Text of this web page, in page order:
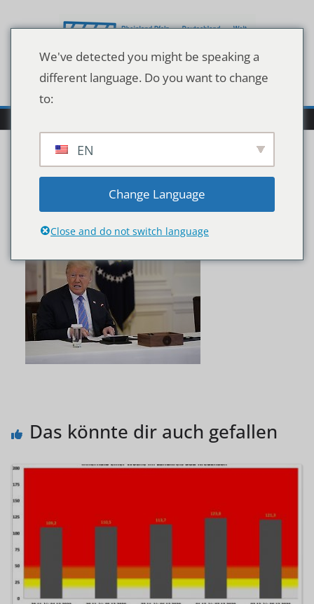
Inhalt
imago0101861392h
Das könnte dir auch gefallen
We've detected you might be speaking a
different language. Do you want to change
to:
EN
Change Language
Close and do not switch language